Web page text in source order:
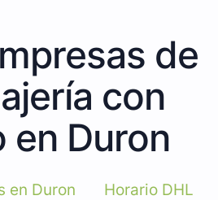
de
con
en Duron
en Duron Horario DHL